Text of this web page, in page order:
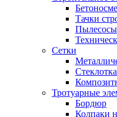
Тачки
Пылесосы
Сетки
Тротуарные
Бордюр
Колпаки